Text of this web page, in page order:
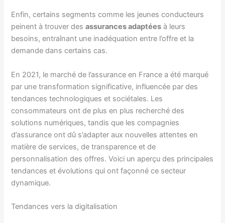
Enfin, certains segments comme les jeunes conducteurs
peinent à trouver desassurances adaptées à leurs
besoins, entraînant une inadéquation entre l’offre et la
demande dans certains cas.
En 2021, le marché de l’assurance en France a été marqué
par une transformation significative, influencée par des
tendances technologiques et sociétales. Les
consommateurs ont de plus en plus recherché des
solutions numériques, tandis que les compagnies
d’assurance ont dû s’adapter aux nouvelles attentes en
matière de services, de transparence et de
personnalisation des offres. Voici un aperçu des principales
tendances et évolutions qui ont façonné ce secteur
dynamique.
Tendances vers la digitalisation